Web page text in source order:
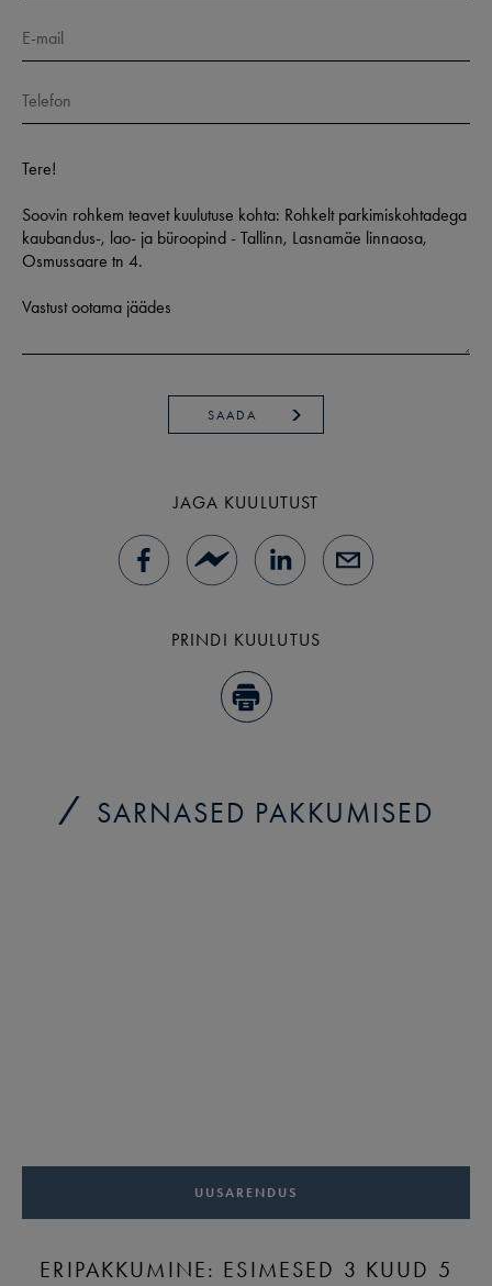
SAADA
JAGA KUULUTUST
PRINDI KUULUTUS
SARNASED PAKKUMISED
UUSARENDUS
ERIPAKKUMINE: ESIMESED 3 KUUD 5